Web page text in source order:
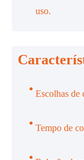
uso.
Escolhas de
Tempo de